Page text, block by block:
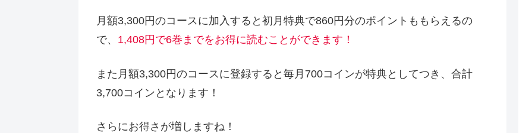
月額3,300円のコースに加入すると初月特典で860円分のポイントももらえるの
で、 1,408円で6巻までをお得に読むことができます！
また月額3,300円のコースに登録すると毎月700コインが特典としてつき、合計
3,700コインとなります！
さらにお得さが増しますね！